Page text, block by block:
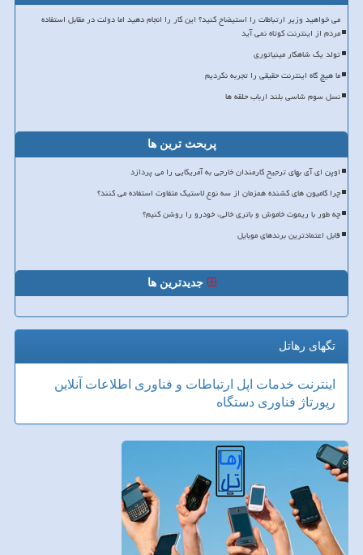
می خواهید وزیر ارتباطات را استیضاح کنید؟ این کار را انجام دهید اما دولت در مقابل استفاده
مردم از اینترنت کوتاه نمی آید
تولد یک شاهکار مینیاتوری
ما هیچ گاه اینترنت حقیقی را تجربه نکردیم
نسل سوم شاسی بلند ارباب حلقه ها
پربحث ترین ها
اوپن ای آی بهای ترجیح کارمندان خارجی به آمریکایی را می پردازد
چرا کامیون های کشنده همزمان از سه نوع لاستیک متفاوت استفاده می کنند؟
چه طور با ریموت خاموش و باتری خالی، خودرو را روشن کنیم؟
قابل اعتمادترین برندهای موبایل
جدیدترین ها
تگهای رهاتل
اینترنت خدمات اپل ارتباطات و فناوری اطلاعات آنلاین
رپورتاژ فناوری دستگاه